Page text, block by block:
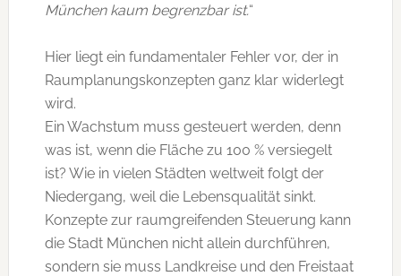
München kaum begrenzbar ist.“
Hier liegt ein fundamentaler Fehler vor, der in
Raumplanungskonzepten ganz klar widerlegt
wird.
Ein Wachstum muss gesteuert werden, denn
was ist, wenn die Fläche zu 100 % versiegelt
ist? Wie in vielen Städten weltweit folgt der
Niedergang, weil die Lebensqualität sinkt.
Konzepte zur raumgreifenden Steuerung kann
die Stadt München nicht allein durchführen,
sondern sie muss Landkreise und den Freistaat